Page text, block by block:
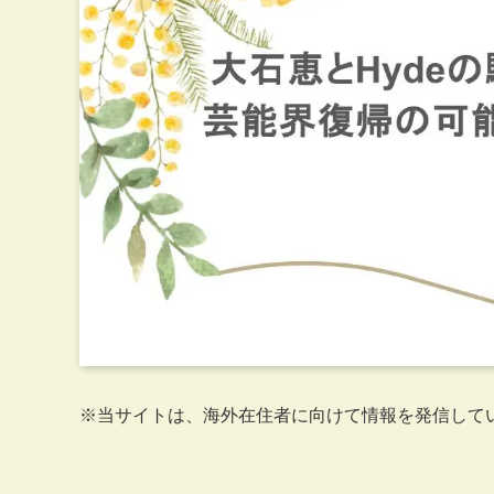
※当サイトは、海外在住者に向けて情報を発信して